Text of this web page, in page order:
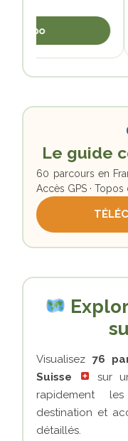
Le guide
60 parcours en
Accès GPS · Topos
Visualisez 76
Suisse
sur
rapidement
destination et
détaillés.